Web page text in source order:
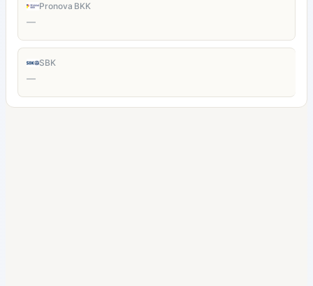
Pronova BKK
—
SBK
—